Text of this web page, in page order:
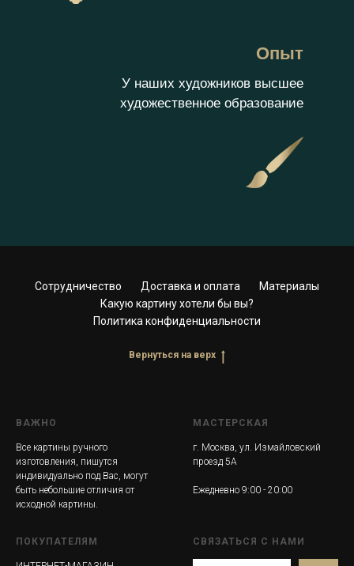
У наших художников высшее
художественное образование
Опыт
Сотрудничество Доставка и оплата
Материалы
Какую картину хотели бы вы?
Политика конфиденциальности
Вернуться на верх
ВАЖНО
Все картины ручного
изготовления, пишутся
индивидуально под Вас, могут
быть небольшие отличия от
исходной картины.
МАСТЕРСКАЯ
г. Москва, ул. Измайловский
проезд 5А
Ежедневно 9:00 - 20:00
ПОКУПАТЕЛЯМ СВЯЗАТЬСЯ С НАМИ